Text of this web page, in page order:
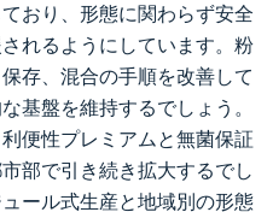
おり、形態に関わらず安全
れるようにしています。粉
存、混合の手順を改善して
基盤を維持するでしょう。
便性プレミアムと無菌保証
部で引き続き拡大するでし
ール式生産と地域別の形態